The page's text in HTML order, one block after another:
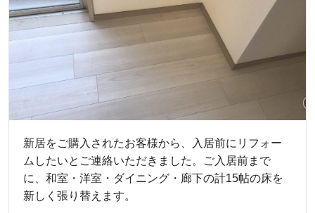
新居をご購入されたお客様から、入居前にリフォー
ムしたいとご連絡いただきました。ご入居前まで
に、和室・洋室・ダイニング・廊下の計15帖の床を
新しく張り替えます。